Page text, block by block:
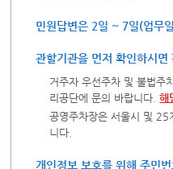
민원답변은 2일 ~ 7일(업무
관할기관을 먼저 확인하시면
거주자 우선주차 및 불법주
리공단에 문의 바랍니다.해
공영주차장은 서울시 및 25
니다.
개인정보 보호를 위해 주민